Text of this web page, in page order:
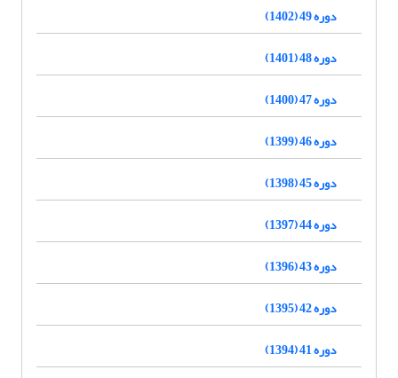
دوره 49 (1402)
دوره 48 (1401)
دوره 47 (1400)
دوره 46 (1399)
دوره 45 (1398)
دوره 44 (1397)
دوره 43 (1396)
دوره 42 (1395)
دوره 41 (1394)